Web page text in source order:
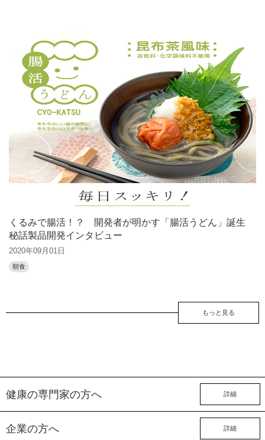
くるみで腸活！？ 開発者が明かす「腸活うどん」誕生
秘話製品開発インタビュー
2020年09月01日
朝食
もっと見る
健康の専門家の方へ 詳細
企業の方へ 詳細